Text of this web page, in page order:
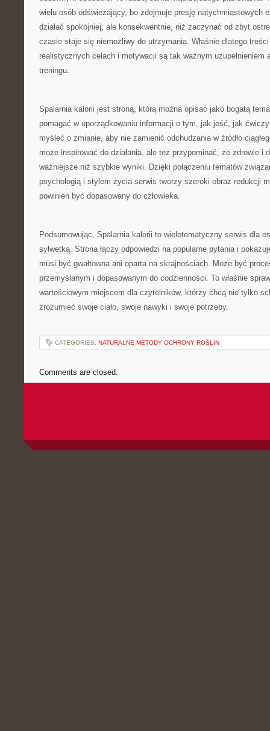
wielu osób odświeżający, bo zdejmuje presję natychmiastowych
działać spokojniej, ale konsekwentnie, niż zaczynać od zbyt
czasie staje się niemożliwy do utrzymania. Właśnie dlatego
realistycznych celach i motywacji są tak ważnym uzupełnieniem
treningu.
Spalarnia kalorii jest stroną, którą można opisać jako bogatą
pomagać w uporządkowaniu informacji o tym, jak jeść, jak
myśleć o zmianie, aby nie zamienić odchudzania w źródło
może inspirować do działania, ale też przypominać, że zdrowie i
ważniejsze niż szybkie wyniki. Dzięki połączeniu tematów
psychologią i stylem życia serwis tworzy szeroki obraz redukcji
powinien być dopasowany do człowieka.
Podsumowując, Spalarnia kalorii to wielotematyczny serwis dla
sylwetką. Strona łączy odpowiedzi na popularne pytania i
musi być gwałtowna ani oparta na skrajnościach. Może być
przemyślanym i dopasowanym do codzienności. To właśnie
wartościowym miejscem dla czytelników, którzy chcą nie tylko
zrozumieć swoje ciało, swoje nawyki i swoje potrzeby.
CATEGORIES: NATURALNE METODY OCHRONY ROŚLIN
Comments are closed.